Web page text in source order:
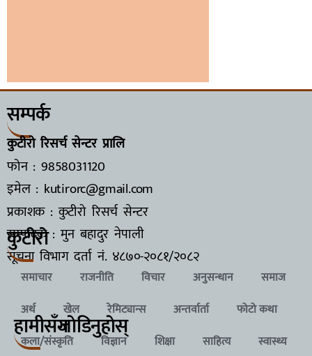
सम्पर्क
कुटीरो रिसर्च सेन्टर प्रालि
फोन : 9858031120
इमेल : kutirorc@gmail.com
प्रकाशक : कुटीरो रिसर्च सेन्टर
सम्पादक : मुन बहादुर नेपाली
सूचना विभाग दर्ता नं. ४८७०-२०८१/२०८२
कुटीरो
समाचार राजनीति विचार अनुसन्धान
समाज
अर्थ
खेल रेमिट्यान्स अन्तर्वार्ता
फोटो कथा
कला/संस्कृति
विज्ञान शिक्षा साहित्य स्वास्थ्य
हामीसँगजाेडिनुहाेस्